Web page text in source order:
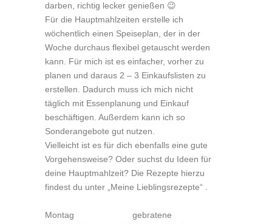
darben, richtig lecker genießen 😉
Für die Hauptmahlzeiten erstelle ich
wöchentlich einen Speiseplan, der in der
Woche durchaus flexibel getauscht werden
kann. Für mich ist es einfacher, vorher zu
planen und daraus 2 – 3 Einkaufslisten zu
erstellen. Dadurch muss ich mich nicht
täglich mit Essenplanung und Einkauf
beschäftigen. Außerdem kann ich so
Sonderangebote gut nutzen.
Vielleicht ist es für dich ebenfalls eine gute
Vorgehensweise? Oder suchst du Ideen für
deine Hauptmahlzeit? Die Rezepte hierzu
findest du unter „Meine Lieblingsrezepte“ .
Montag gebratene